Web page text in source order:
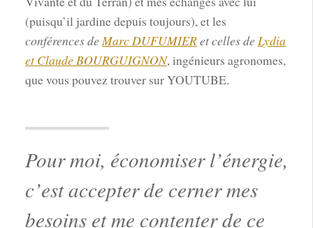
(puisqu’il jardine depuis toujours), et les
conférences deMarc DUFUMIERet celles de Lydia
et Claude BOURGUIGNON, ingénieurs agronomes,
que vous pouvez trouver sur YOUTUBE.
Pour moi, économiser l’énergie,
c’est accepter de cerner mes
besoins et me contenter de ce